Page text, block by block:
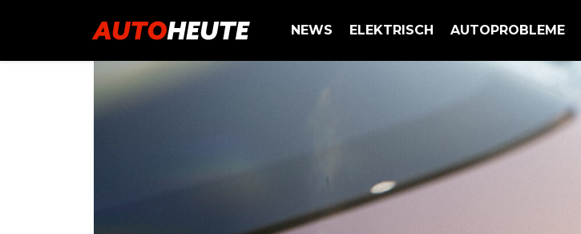
NEWS ELEKTRISCH AUTOPROBLEME